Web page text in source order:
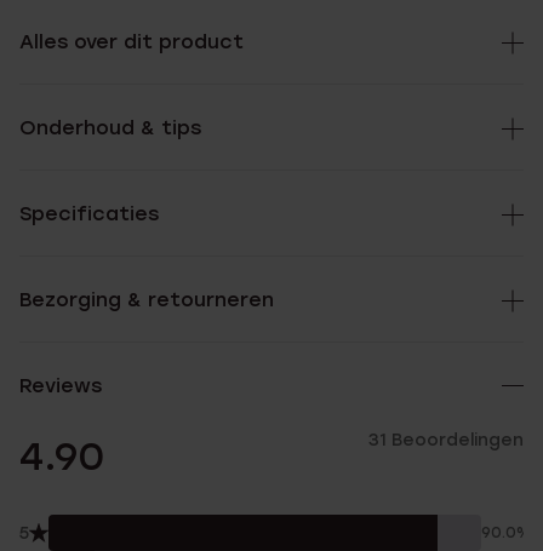
Alles over dit product
Onderhoud & tips
Specificaties
Bezorging & retourneren
Reviews
4.90 31 Beoordelingen
5 90.0%